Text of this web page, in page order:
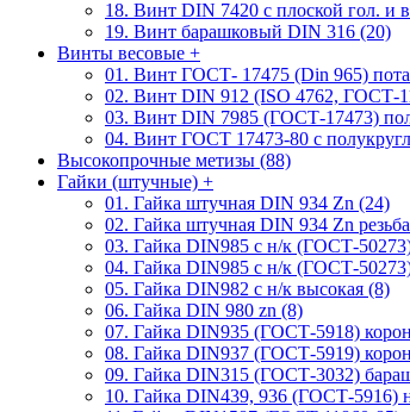
18. Винт DIN 7420 с плоской гол. и
19. Винт барашковый DIN 316 (20)
Винты весовые +
01. Винт ГОСТ- 17475 (Din 965)
02. Винт DIN 912 (ISO 4762, ГОСТ-
03. Винт DIN 7985 (ГОСТ-17473)
04. Винт ГОСТ 17473-80 c
Высокопрочные метизы (88)
Гайки (штучные) +
01. Гайка штучная DIN 934 Zn (24)
02. Гайка штучная DIN 934 Zn
03. Гайка DIN985 с н/к (ГОСТ-
04. Гайка DIN985 с н/к (ГОСТ-50273)
05. Гайка DIN982 с н/к высокая (8)
06. Гайка DIN 980 zn (8)
07. Гайка DIN935 (ГОСТ-5918)
08. Гайка DIN937 (ГОСТ-5919)
09. Гайка DIN315 (ГОСТ-3032)
10. Гайка DIN439, 936 (ГОСТ-5916)